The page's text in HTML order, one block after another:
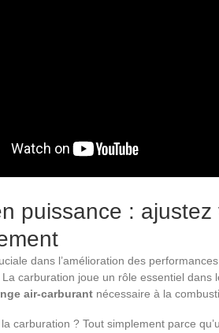
puissance : ajustez
dans l’amélioration des performances
La carburation joue un rôle essentiel dans
air-carburant nécessaire à la
carburation ? Tout simplement parce